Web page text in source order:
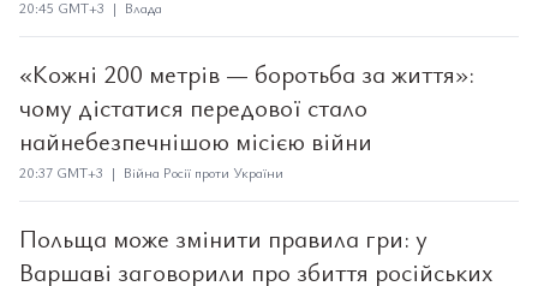
20:45 GMT+3 | Влада
«Кожні 200 метрів — боротьба за життя»:
чому дістатися передової стало
найнебезпечнішою місією війни
20:37 GMT+3 | Війна Росії проти України
Польща може змінити правила гри: у
Варшаві заговорили про збиття російських